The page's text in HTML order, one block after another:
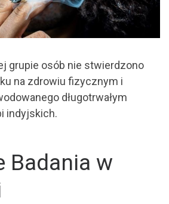
grupie osób nie stwierdzono
na zdrowiu fizycznym i
długotrwałym
indyjskich.
Badania w